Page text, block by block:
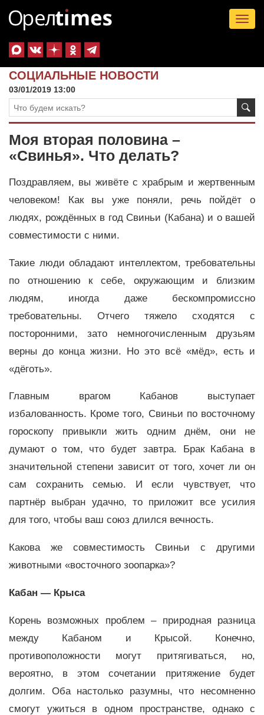
СОЦИАЛЬНЫЕ НОВОСТИ
03/01/2019 13:00
Моя вторая половина –
«Свинья». Что делать?
Поздравляем, вы живёте с храбрым и жертвенным
человеком! Как вы уже поняли, речь пойдёт о
людях, рождённых в год Свиньи (Кабана) и о вашей
совместимости с ними.
Такие люди обладают интеллектом, требовательны
по отношению к себе, окружающим и близким
людям, иногда даже бескомпромиссно
требовательны. Отчего тяжело сходятся с
посторонними, зато немногочисленным друзьям
верны до конца жизни. Но это всё «мёд», есть и
«дёготь».
Главным врагом Кабанов выступает
избалованность. Кроме того, Свиньи по восточному
гороскопу привыкли жить одним днём, они не
думают о том, что будет завтра. Брак Кабана в
значительной степени зависит от того, хочет ли он
сам сохранить семью. И если чувствует, что
партнёр выбран удачно, то приложит все усилия
для того, чтобы ваш союз длился вечность.
Какова же совместимость Свиньи с другими
животными «восточного зоопарка»?
Кабан — Крыса
Корень возможных проблем – природная разница
между Кабаном и Крысой. Конечно,
противоположности могут притягиваться, но,
вероятно, в этом сочетании притяжение будет
долгим. Оба настолько разумны, что несомненно
смогут ужиться в одном пространстве, однако с